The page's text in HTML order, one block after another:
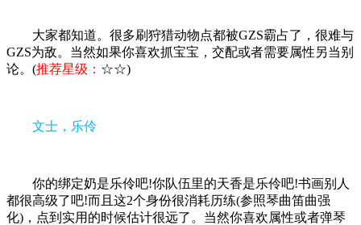
大家都知道。很多刷狩猎动物点都被GZS霸占了，很难与
GZS为敌。当然如果你喜欢抓宝宝，交配或者需要属性另当别
论。(推荐星级： ☆☆)
文士，乐伶
你的绑定奶是乐伶吧!你队伍里的天香是乐伶吧!书画别人
都很高级了吧!而且这2个身份很消耗历练(参照琴曲笛曲强
化)，点到实用的时候估计很远了。当然你喜欢属性或者弹琴